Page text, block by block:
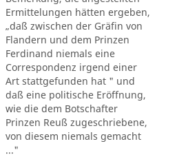
Ermittelungen hätten ergeben,
„daß zwischen der Gräfin von
Flandern und dem Prinzen
Ferdinand niemals eine
Correspondenz irgend einer
Art stattgefunden hat " und
daß eine politische Eröffnung,
wie die dem Botschafter
Prinzen Reuß zugeschriebene,
von diesem niemals gemacht
..."